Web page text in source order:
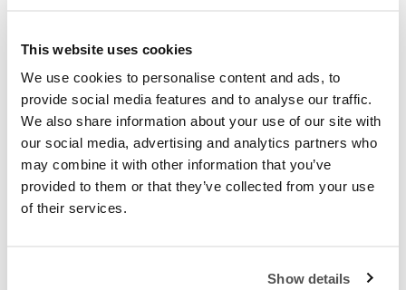
This website uses cookies
We use cookies to personalise content and ads, to
provide social media features and to analyse our traffic.
We also share information about your use of our site with
our social media, advertising and analytics partners who
may combine it with other information that you’ve
provided to them or that they’ve collected from your use
of their services.
Show details
Så exakt som GPS
Vi kommer att visa dig den exakta
platsen på en onlinekarta.